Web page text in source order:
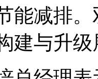
能减排
建与升